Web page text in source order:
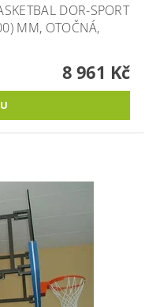
DOR-SPORT
MM, OTOČNÁ,
8 961 Kč